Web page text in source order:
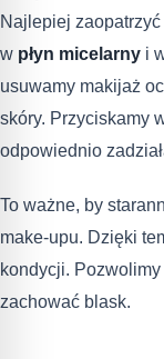
Najlepiej
w płyn micelarny i
usuwamy makijaż
skóry. Przyciskamy
odpowiednio
To ważne, by
make-upu. Dzięki
kondycji.
zachować blask.